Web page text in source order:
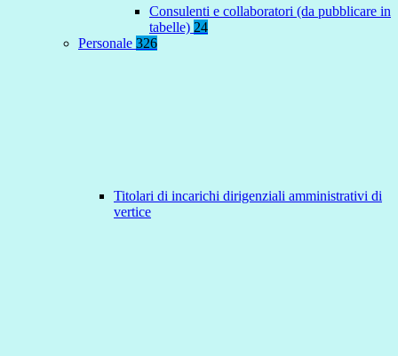
Consulenti e collaboratori (da pubblicare in
tabelle) 24
Personale 326
Titolari di incarichi dirigenziali amministrativi di
vertice